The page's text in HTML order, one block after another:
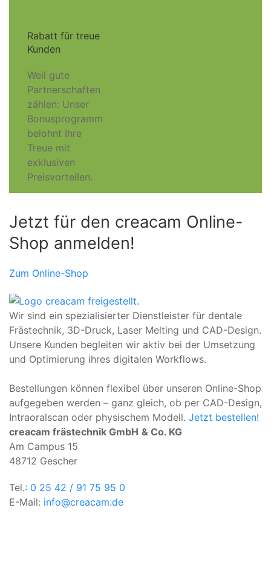
Rabatt für treue
Kunden
Weil gute
Partnerschaften
zählen: Unser
Bonusprogramm
belohnt Ihre
Treue mit
exklusiven
Preisvorteilen.
Jetzt für den creacam Online-
Shop anmelden!
Zum Online-Shop
Wir sind ein spezialisierter Dienstleister für dentale
Frästechnik, 3D-Druck, Laser Melting und CAD-Design.
Unsere Kunden begleiten wir aktiv bei der Umsetzung
und Optimierung ihres digitalen Workflows.
Bestellungen können flexibel über unseren Online-Shop
aufgegeben werden – ganz gleich, ob per CAD-Design,
Intraoralscan oder physischem Modell. Jetzt bestellen!
creacam frästechnik GmbH & Co. KG
Am Campus 15
48712 Gescher
Tel.: 0 25 42 / 91 75 95 0
E-Mail: info@creacam.de